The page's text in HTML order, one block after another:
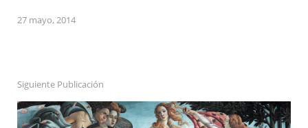
27 mayo, 2014
Siguiente Publicación